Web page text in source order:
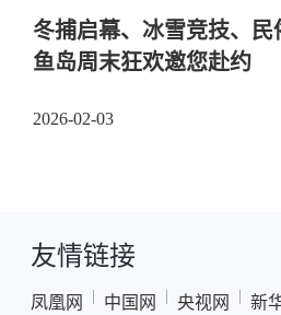
冬捕启幕、冰雪竞技、
鱼岛周末狂欢邀您赴约
2026-02-03
友情链接
凤凰网 中国网 央视网 新